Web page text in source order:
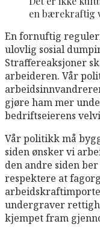
en bærekraftig
En fornuftig
ulovlig sosial
Straffereaksjoner
arbeideren. Vår
gjøre ham mer
bedriftseierens
Vår politikk må
siden ønsker vi
den andre siden
respektere at
undergraver
kjempet fram